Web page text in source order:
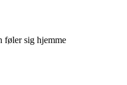
føler sig hjemme